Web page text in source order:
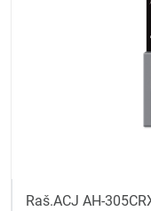
Raš.ACJ AH-